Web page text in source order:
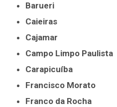
Barueri
Caieiras
Cajamar
Campo Limpo Paulista
Carapicuíba
Francisco Morato
Franco da Rocha